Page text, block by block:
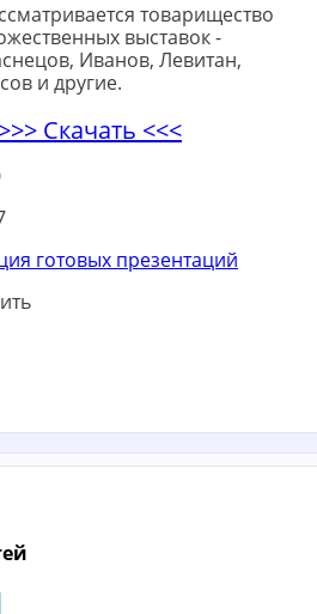
товарищество
выставок -
Иванов, Левитан,
и другие.
>>> Скачать <<<
готовых презентаций